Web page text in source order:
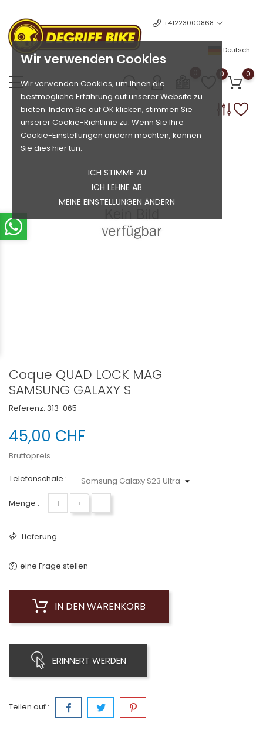
Wir verwenden Cookies
Wir verwenden Cookies, um Ihnen die
bestmögliche Erfahrung auf unserer Website zu
bieten. Indem Sie auf OK klicken, stimmen Sie
unserer Cookie-Richtlinie zu. Wenn Sie Ihre
Cookie-Einstellungen ändern möchten, können
Sie dies hier tun.
ICH STIMME ZU
ICH LEHNE AB
MEINE EINSTELLUNGEN ÄNDERN
+41223000868
Deutsch
0 0
Coque QUAD LOCK MAG
SAMSUNG GALAXY S
Referenz: 313-065
45,00 CHF
Bruttopreis
Telefonschale :
Menge : + −
Lieferung
eine Frage stellen
IN DEN WARENKORB
ERINNERT WERDEN
Teilen auf :